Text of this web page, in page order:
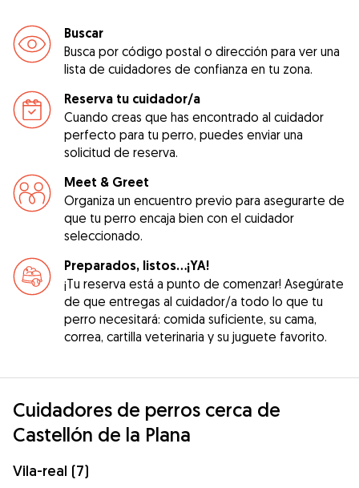
Buscar
Busca por código postal o dirección para ver una
lista de cuidadores de confianza en tu zona.
Reserva tu cuidador/a
Cuando creas que has encontrado al cuidador
perfecto para tu perro, puedes enviar una
solicitud de reserva.
Meet & Greet
Organiza un encuentro previo para asegurarte de
que tu perro encaja bien con el cuidador
seleccionado.
Preparados, listos...¡YA!
¡Tu reserva está a punto de comenzar! Asegúrate
de que entregas al cuidador/a todo lo que tu
perro necesitará: comida suficiente, su cama,
correa, cartilla veterinaria y su juguete favorito.
Cuidadores de perros cerca de
Castellón de la Plana
Vila-real (7)